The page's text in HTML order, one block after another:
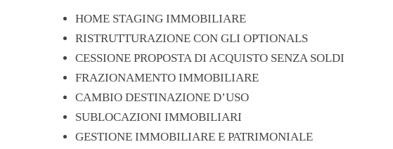
HOME STAGING IMMOBILIARE
RISTRUTTURAZIONE CON GLI OPTIONALS
CESSIONE PROPOSTA DI ACQUISTO SENZA SOLDI
FRAZIONAMENTO IMMOBILIARE
CAMBIO DESTINAZIONE D’USO
SUBLOCAZIONI IMMOBILIARI
GESTIONE IMMOBILIARE E PATRIMONIALE